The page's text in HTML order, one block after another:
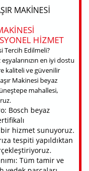
MAKINESI
HIZMET
Tercih Edilmeli?
en iyi dostu
kaliteli ve güvenilir
Makinesi beyaz
mahallesi,
Bosch beyaz
hizmet sunuyoruz.
tespiti yapıldıktan
Tüm tamir ve